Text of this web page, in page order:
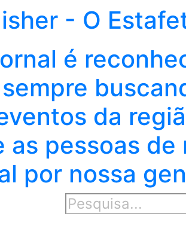
- O
é
da
pessoas de
por nossa